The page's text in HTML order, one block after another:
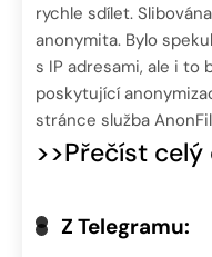
rychle sdílet.
anonymita. Bylo
s IP adresami, ale i to
poskytující
stránce služba
>>Přečíst celý
Z Telegramu: